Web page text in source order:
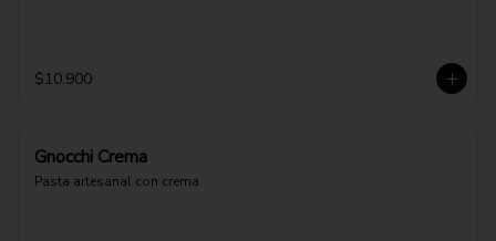
$10.900
Gnocchi Crema
Pasta artesanal con crema